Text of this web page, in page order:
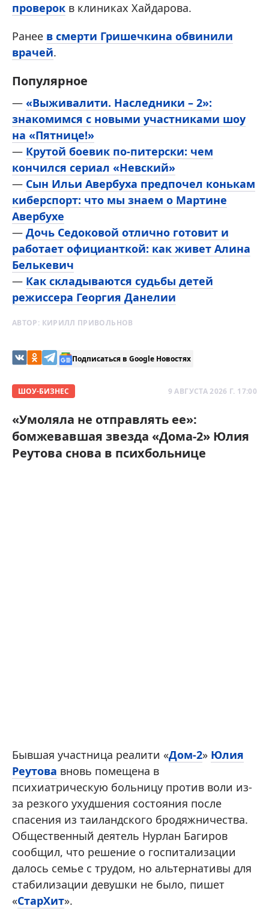
проверок в клиниках Хайдарова.
Ранее в смерти Гришечкина обвинили
врачей.
Популярное
— «Выживалити. Наследники – 2»:
знакомимся с новыми участниками шоу
на «Пятнице!»
— Крутой боевик по-питерски: чем
кончился сериал «Невский»
— Сын Ильи Авербуха предпочел конькам
киберспорт: что мы знаем о Мартине
Авербухе
— Дочь Седоковой отлично готовит и
работает официанткой: как живет Алина
Белькевич
— Как складываются судьбы детей
режиссера Георгия Данелии
АВТОР: КИРИЛЛ ПРИВОЛЬНОВ
Подписаться в Google Новостях
ШОУ-БИЗНЕС 9 АВГУСТА 2026 Г. 17:00
«Умоляла не отправлять ее»:
бомжевавшая звезда «Дома-2» Юлия
Реутова снова в психбольнице
Бывшая участница реалити «Дом-2» Юлия
Реутова вновь помещена в
психиатрическую больницу против воли из-
за резкого ухудшения состояния после
спасения из таиландского бродяжничества.
Общественный деятель Нурлан Багиров
сообщил, что решение о госпитализации
далось семье с трудом, но альтернативы для
стабилизации девушки не было, пишет
«СтарХит».